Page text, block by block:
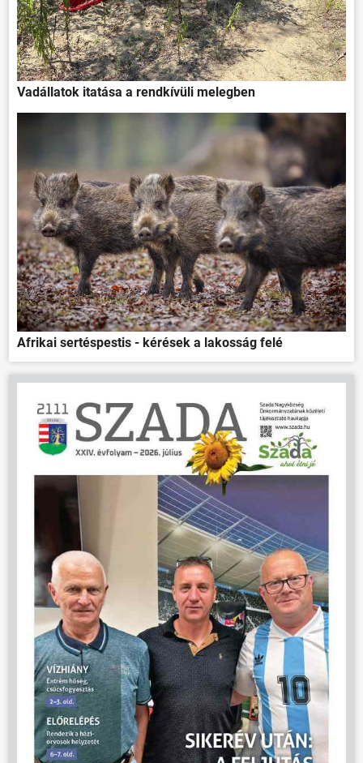
Vadállatok itatása a rendkívüli melegben
Afrikai sertéspestis - kérések a lakosság felé